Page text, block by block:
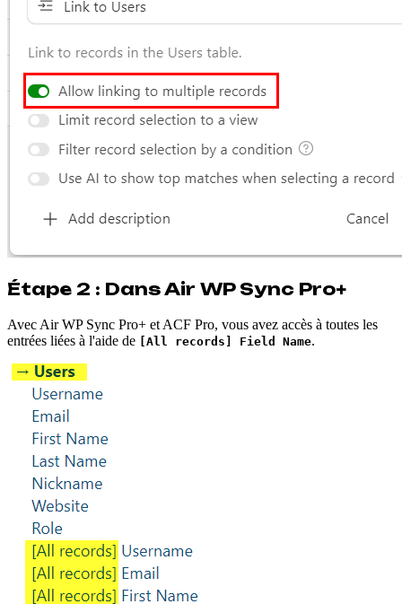
Étape 2 : Dans Air WP Sync Pro+
Avec Air WP Sync Pro+ et ACF Pro, vous avez accès à toutes les
entrées liées à l'aide de [All records] Field Name.